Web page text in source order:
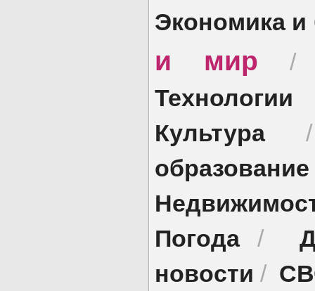
Экономика и
и мир
Технологии
Культура
образование
Погода/
новости /